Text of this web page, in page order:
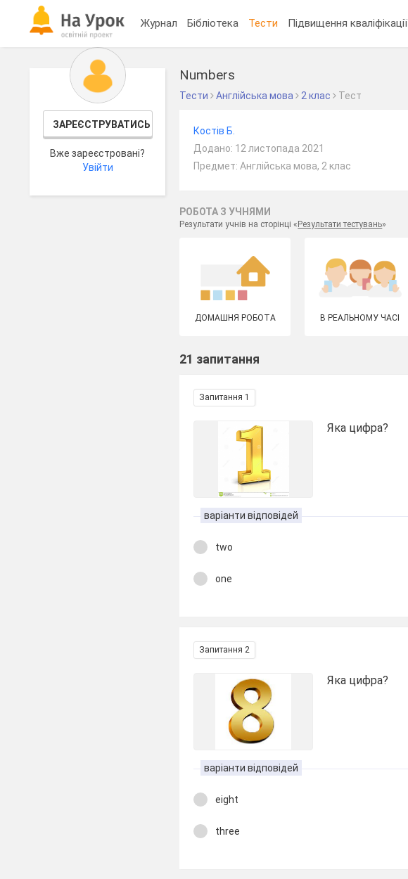
Журнал Бібліотека Тести Підвищення кваліфікації
ЗАРЕЄСТРУВАТИСЬ
Вже зареєстровані?
Увійти
Numbers
Тести Англійська мова 2 клас Тест
Костів Б.
Додано: 12 листопада 2021
Предмет: Англійська мова, 2 клас
РОБОТА З УЧНЯМИ
Результати учнів на сторінці « Результати тестувань»
ДОМАШНЯ РОБОТА В РЕАЛЬНОМУ ЧАСІ
21 запитання
Запитання 1
Яка цифра?
варіанти відповідей
two
one
Запитання 2
Яка цифра?
варіанти відповідей
eight
three